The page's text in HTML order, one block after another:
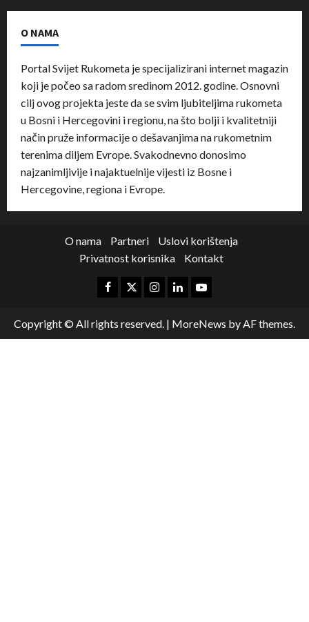
O NAMA
Portal Svijet Rukometa je specijalizirani internet magazin
koji je počeo sa radom sredinom 2012. godine. Osnovni
cilj ovog projekta jeste da se svim ljubiteljima rukometa
u Bosni i Hercegovini i regionu, na što bolji i kvalitetniji
način pruže informacije o dešavanjima na rukometnim
terenima diljem Evrope. Svakodnevno donosimo
najzanimljivije i najaktuelnije vijesti iz Bosne i
Hercegovine, regiona i Evrope.
O nama Partneri
Uslovi korištenja
Privatnost korisnika
Kontakt
Copyright © All rights reserved. | MoreNews by AF themes.